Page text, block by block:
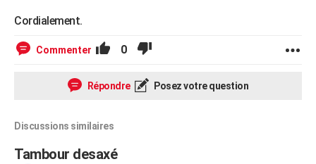
Cordialement.
Commenter 0
Répondre Posez votre question
Discussions similaires
Tambour desaxé